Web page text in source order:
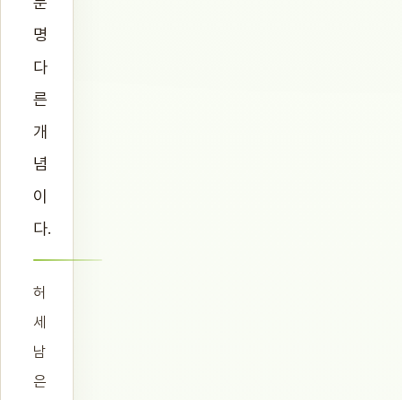
명
다
른
개
념
이
다.
허
세
남
은